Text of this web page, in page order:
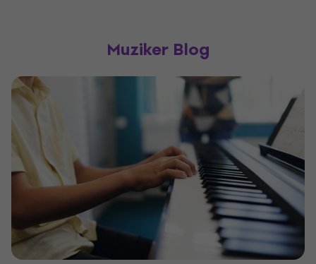
Muziker Blog